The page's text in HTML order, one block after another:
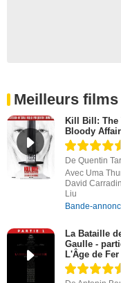
Meilleurs
Kill Bill: The
Bloody Affair
De Quentin
Avec Uma
David
Liu
Bande-
La Bataille
Gaulle -
L'Âge de Fer